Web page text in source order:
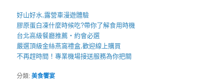
好山好水,露營車漫遊體驗
膠原蛋白凍什麼時候吃?帶你了解食用時機
台北高級餐廳推薦・約會必選
嚴選頂級金絲燕窩禮盒,歡迎線上購買
不再趕時間！專業機場接送服務為你把關
分類:美食饗宴